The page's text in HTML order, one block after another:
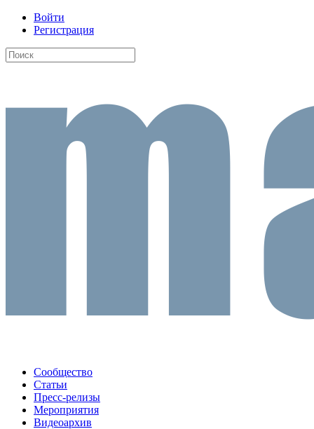
Войти
Регистрация
Сообщество
Статьи
Пресс-релизы
Мероприятия
Видеоархив